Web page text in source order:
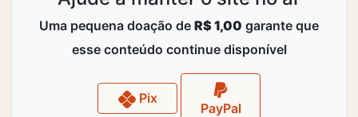
Uma pequena doação de R$ 1,00 garante que
esse conteúdo continue disponível
Pix
PayPal